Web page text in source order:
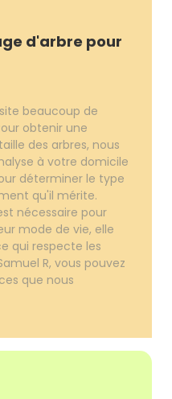
d'arbre pour
beaucoup de
obtenir une
des arbres, nous
à votre domicile
déterminer le type
qu'il mérite.
nécessaire pour
mode de vie, elle
qui respecte les
R, vous pouvez
que nous